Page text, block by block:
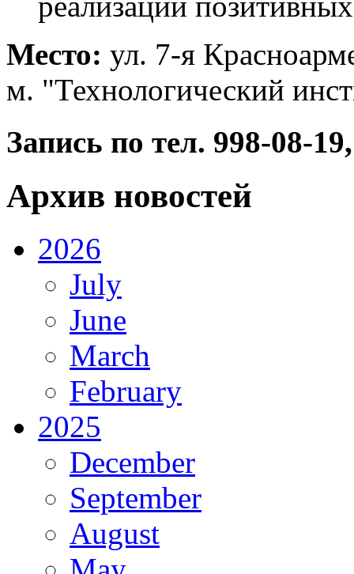
Место: ул. 7-я
м. "Технологический
Запись по тел. 998-08-
Архив новостей
2026
July
June
March
February
2025
December
September
August